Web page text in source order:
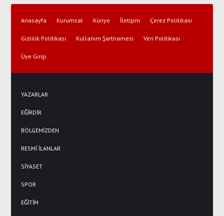
Anasayfa Kurumsal Künye İletişim Çerez Politikası
Gizlilik Politikası Kullanım Şartnamesi Veri Politikası
Üye Girişi
YAZARLAR
EĞİRDİR
BÖLGEMİZDEN
RESMİ İLANLAR
SİYASET
SPOR
EĞİTİM